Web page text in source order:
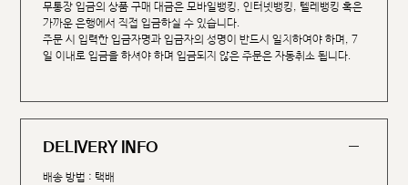
무통장 입금의 상품 구매 대금은 모바일뱅킹, 인터넷뱅킹, 텔레뱅킹 혹은
가까운 은행에서 직접 입금하실 수 있습니다.
주문 시 입력한 입금자명과 입금자의 성명이 반드시 일치하여야 하며, 7
일 이내로 입금을 하셔야 하며 입금되지 않은 주문은 자동취소 됩니다.
DELIVERY INFO
배송 방법 : 택배